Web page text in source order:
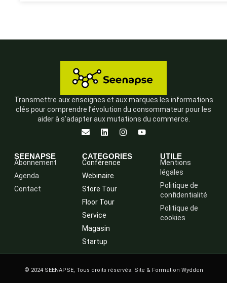
Transmettre aux enseignes et aux marques les informations
clés pour comprendre l’évolution du consommateur pour les
aider à s’adapter aux mutations du commerce.
SEENAPSE
Abonnement
Agenda
Contact
CATEGORIES
Conférence
Webinaire
Store Tour
Floor Tour
Service
Magasin
Startup
UTILE
Mentions
légales
Politique de
confidentialité
Politique de
cookies
© 2024 SEENAPSE, Tous droits réservés. Site & Formation Wydden